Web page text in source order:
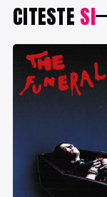
CITESTE SI